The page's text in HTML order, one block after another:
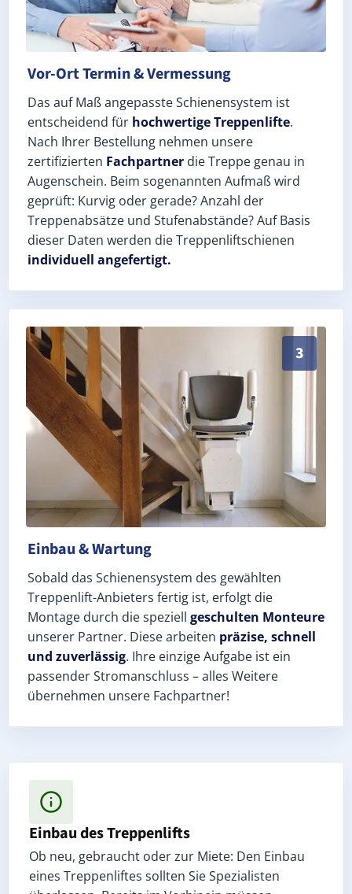
Vor-Ort Termin & Vermessung
Das auf Maß angepasste Schienensystem ist
entscheidend für hochwertige Treppenlifte.
Nach Ihrer Bestellung nehmen unsere
zertifizierten Fachpartner die Treppe genau in
Augenschein. Beim sogenannten Aufmaß wird
geprüft: Kurvig oder gerade? Anzahl der
Treppenabsätze und Stufenabstände? Auf Basis
dieser Daten werden die Treppenliftschienen
individuell angefertigt.
3
Schneller, sauberer Einbau durch zertifizierte
Einbau & Wartung
Sobald das Schienensystem des gewählten
Treppenlift-Anbieters fertig ist, erfolgt die
Montage durch die speziell geschulten Monteure
unserer Partner. Diese arbeiten präzise, schnell
und zuverlässig. Ihre einzige Aufgabe ist ein
passender Stromanschluss – alles Weitere
übernehmen unsere Fachpartner!
Einbau des Treppenlifts
Ob neu, gebraucht oder zur Miete: Den Einbau
eines Treppenliftes sollten Sie Spezialisten